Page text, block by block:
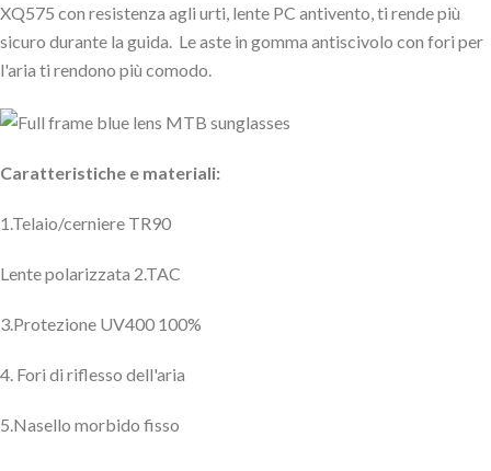
XQ575 con resistenza agli urti, lente PC antivento, ti rende più
sicuro durante la guida. Le aste in gomma antiscivolo con fori per
l'aria ti rendono più comodo.
Caratteristiche e materiali:
1.Telaio/cerniere TR90
Lente polarizzata 2.TAC
3.Protezione UV400 100%
4. Fori di riflesso dell'aria
5.Nasello morbido fisso